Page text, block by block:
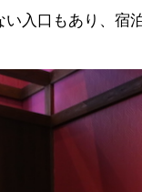
入口もあり、宿